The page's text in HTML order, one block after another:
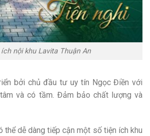
ích nội khu Lavita Thuận An
bởi chủ đầu tư uy tín Ngọc Điền với
và có tầm. Đảm bảo chất lượng và
thể dễ dàng tiếp cận một số tiện ích khu